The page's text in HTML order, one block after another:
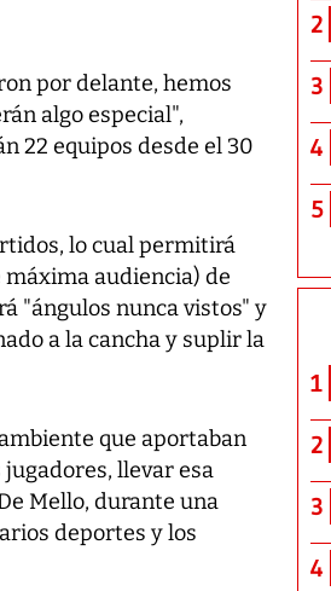
por delante, hemos
algo especial",
22 equipos desde el 30
lo cual permitirá
audiencia) de
"ángulos nunca vistos" y
a la cancha y suplir la
que aportaban
llevar esa
Mello, durante una
deportes y los
2
3
4
5
1
2
3
4